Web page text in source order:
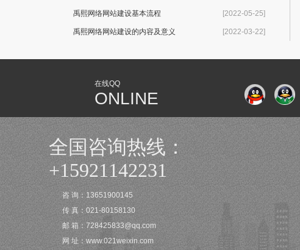
[2022-05-25]
禹熙网络网站建设基本流程
[2022-03-22]
禹熙网络网站建设的内容及意义
在线QQ
ONLINE
全国咨询热线：
+15921142231
咨 询：13651900145
传 真：021-80158130
邮 箱：728425833@qq.com
网 址：www.021weixin.com